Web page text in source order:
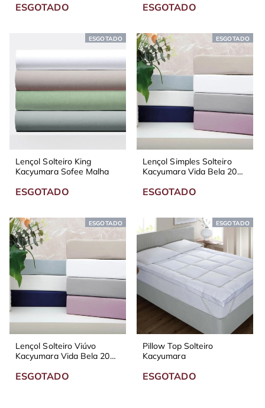
Cores
ESGOTADO ESGOTADO
ESGOTADO
Lençol Solteiro King
Kacyumara Sofee Malha
ESGOTADO
ESGOTADO
Lençol Simples Solteiro
Kacyumara Vida Bela 200
ESGOTADO
ESGOTADO
Lençol Solteiro Viúvo
Kacyumara Vida Bela 200
ESGOTADO
ESGOTADO
Pillow Top Solteiro
Kacyumara
ESGOTADO